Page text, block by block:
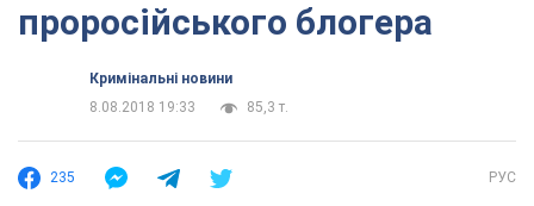
проросійського блогера
Кримінальні новини
8.08.2018 19:33
85,3 т.
235 РУС